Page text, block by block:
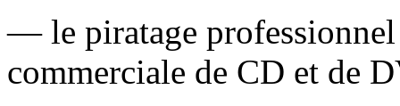
— le piratage professionnel
commerciale de CD et de